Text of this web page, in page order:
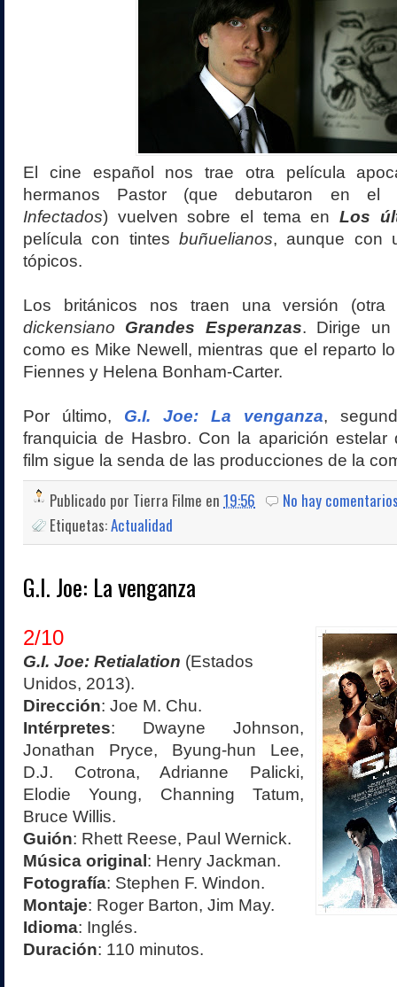
El cine español nos trae otra película
hermanos Pastor (que debutaron en el
Infectados) vuelven sobre el tema enLos
película con tintes buñuelianos, aunque con
tópicos.
Los británicos nos traen una versión (otra
dickensiano
Grandes Esperanzas. Dirige un
como es Mike Newell, mientras que el reparto
Fiennes y Helena Bonham-Carter.
Por último, G.I. Joe: La venganza,
franquicia de Hasbro. Con la aparición estelar
film sigue la senda de las producciones de la
Publicado por Tierra Filme en 19:56
No hay
Etiquetas:Actualidad
G.I. Joe: La venganza
2/10
G.I. Joe: Retialation (Estados
Unidos, 2013).
Dirección: Joe M. Chu.
Intérpretes: Dwayne Johnson,
Jonathan Pryce, Byung-hun Lee,
D.J. Cotrona, Adrianne Palicki,
Elodie Young, Channing Tatum,
Bruce Willis.
Guión: Rhett Reese, Paul Wernick.
Música original : Henry Jackman.
Fotografía: Stephen F. Windon.
Montaje: Roger Barton, Jim May.
Idioma: Inglés.
Duración: 110 minutos.